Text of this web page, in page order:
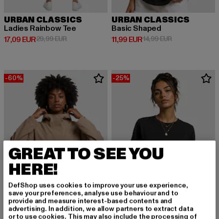
URBAN CLASSICS
Ladies Rainbow Tee
17,09 EUR
Derzeitiger Preis: 17,09 EUR
29,99 EURAktionspreis: 29,99 EUR
URBAN CLASSICS
Basic Shaped
11,99 EUR
Derzeitiger Preis: 11,99 EUR
14,99 EURAktionspreis:
-60% -25%
GREAT TO SEE YOU
HERE!
DefShop uses cookies to improve your use experience,
save your preferences, analyse use behaviour and to
provide and measure interest-based contents and
advertising. In addition, we allow partners to extract data
or to use cookies. This may also include the processing of